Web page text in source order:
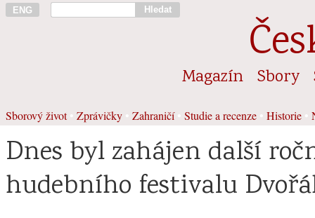
ENG Hledat
Magazín Sbory
Sborový život• Zprávičky Zahraničí• Studie a recenze Historie
Dnes byl zahájen další
hudebního festivalu